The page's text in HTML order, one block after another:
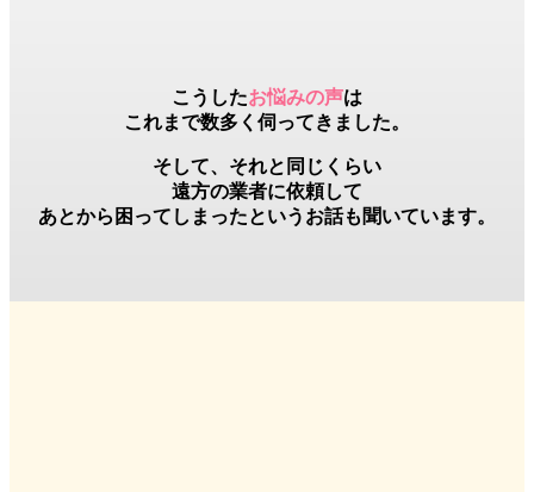
こうしたお悩みの声は
これまで数多く伺ってきました。
そして、それと同じくらい
遠方の業者に依頼して
あとから困ってしまったというお話も聞いています。